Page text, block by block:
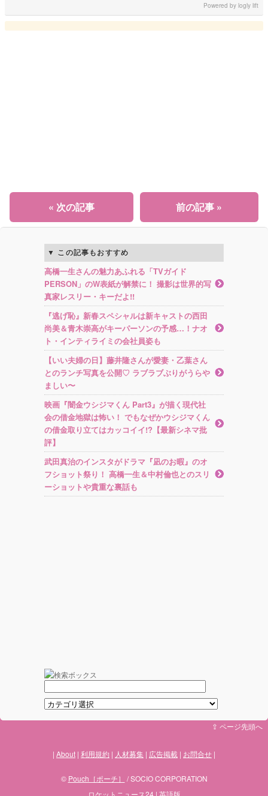
Powered bylogly lift
前の記事 »
« 次の記事
この記事もおすすめ
高橋一生さんの魅力あふれる「TVガイド
PERSON」のW表紙が解禁に！ 撮影は世界的写
真家レスリー・キーだよ!!
『逃げ恥』新春スペシャルは新キャストの西田
尚美＆青木崇高がキーパーソンの予感…！ナオ
ト・インティライミの会社員姿も
【いい夫婦の日】藤井隆さんが愛妻・乙葉さん
とのランチ写真を公開♡ ラブラブぶりがうらや
ましい〜
映画『闇金ウシジマくん Part3』が描く現代社
会の借金地獄は怖い！ でもなぜかウシジマくん
の借金取り立てはカッコイイ!?【最新シネマ批
評】
武田真治のインスタがドラマ『凪のお暇』のオ
フショット祭り！ 高橋一生＆中村倫也とのスリ
ーショットや貴重な裏話も
⇪ ページ先頭へ
About 利用規約 人材募集 広告掲載 お問合せ
© Pouch［ポーチ］
/ SOCIO CORPORATION